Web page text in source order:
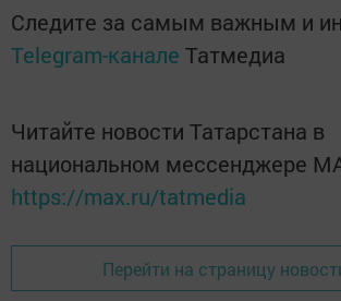
Следите за самым важным и
Telegram-канале Татмедиа
Читайте новости Татарстана в
национальном мессенджере
https://max.ru/tatmedia
Перейти на страницу